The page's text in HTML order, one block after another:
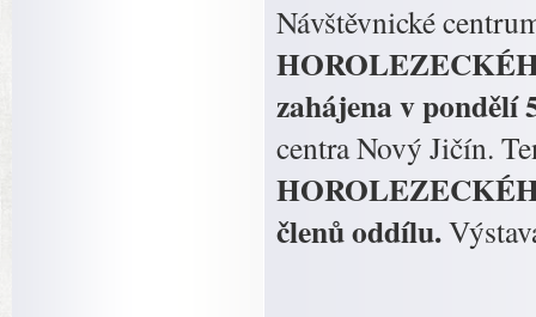
Návštěvnické
zahájena v pondělí
centra Nový Jičín.
členů oddílu.